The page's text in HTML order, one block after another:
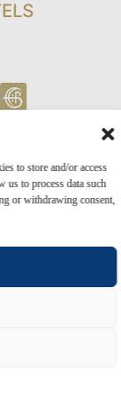
to store and/or access
us to process data such
or withdrawing consent,